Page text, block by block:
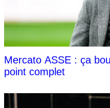
Mercato ASSE : ça
point complet